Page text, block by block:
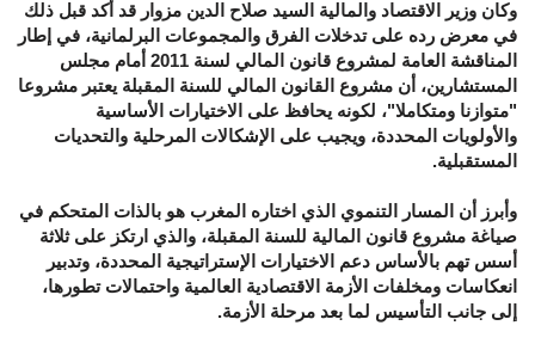
وكان وزير الاقتصاد والمالية السيد صلاح الدين مزوار قد أكد قبل ذلك
في معرض رده على تدخلات الفرق والمجموعات البرلمانية، في إطار
المناقشة العامة لمشروع قانون المالي لسنة 2011 أمام مجلس
المستشارين، أن مشروع القانون المالي للسنة المقبلة يعتبر مشروعا
"متوازنا ومتكاملا"، لكونه يحافظ على الاختيارات الأساسية
والأولويات المحددة، ويجيب على الإشكالات المرحلية والتحديات
المستقبلية.
وأبرز أن المسار التنموي الذي اختاره المغرب هو بالذات المتحكم في
صياغة مشروع قانون المالية للسنة المقبلة، والذي ارتكز على ثلاثة
أسس تهم بالأساس دعم الاختيارات الإستراتيجية المحددة، وتدبير
انعكاسات ومخلفات الأزمة الاقتصادية العالمية واحتمالات تطورها،
إلى جانب التأسيس لما بعد مرحلة الأزمة.